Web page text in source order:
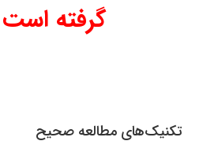
گرفته
تکنیک‌های مطالعه صحیح